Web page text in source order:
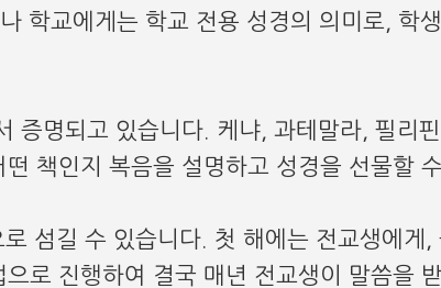
학교에게는 학교 전용 성경의 의미로, 학
증명되고 있습니다. 케냐, 과테말라, 필리
책인지 복음을 설명하고 성경을 선물할
섬길 수 있습니다. 첫 해에는 전교생에게
로 진행하여 결국 매년 전교생이 말씀을